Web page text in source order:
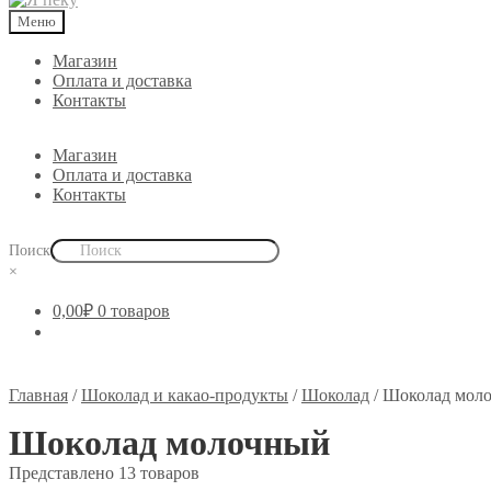
Меню
Магазин
Оплата и доставка
Контакты
Магазин
Оплата и доставка
Контакты
Поиск
×
0,00₽ 0 товаров
Главная /Шоколад и какао-продукты /Шоколад /Шоколад
Шоколад молочный
Представлено 13 товаров